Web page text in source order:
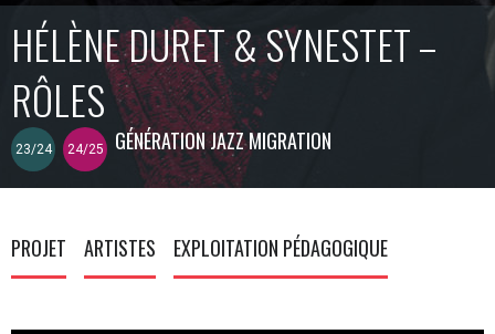
HÉLÈNE DURET & SYNESTET –
RÔLES
23/24 24/25 GÉNÉRATION JAZZ MIGRATION
PROJET ARTISTES EXPLOITATION PÉDAGOGIQUE